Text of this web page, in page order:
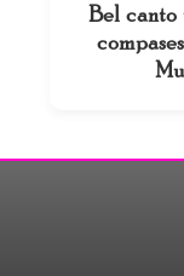
Bel canto